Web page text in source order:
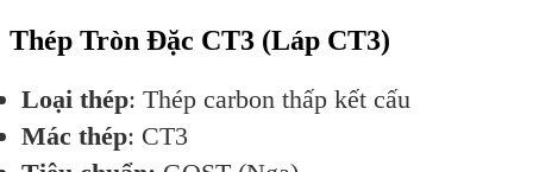
Thép Tròn Đặc CT3 (Láp CT3)
Loại thép: Thép carbon thấp kết cấu
Mác thép: CT3